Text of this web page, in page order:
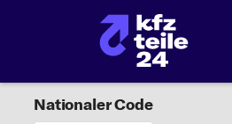
Nationaler Code